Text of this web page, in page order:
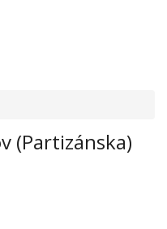
(Partizánska)